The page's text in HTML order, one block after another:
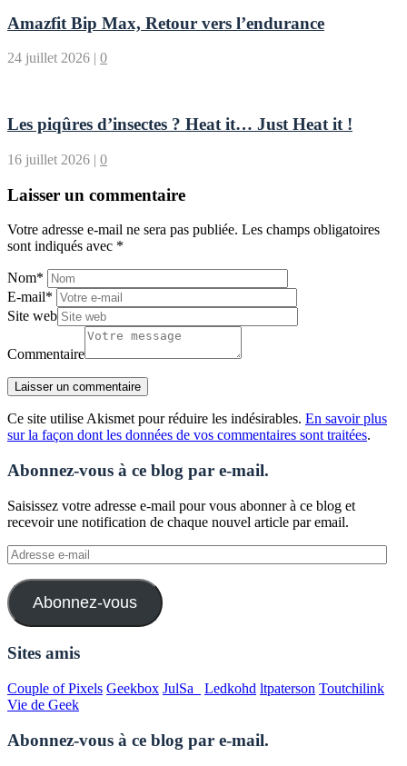
Amazfit Bip Max, Retour vers l’endurance
24 juillet 2026 | 0
Les piqûres d’insectes ? Heat it… Just Heat it !
16 juillet 2026 | 0
Laisser un commentaire
Votre adresse e-mail ne sera pas publiée. Les champs obligatoires
sont indiqués avec *
Nom*
E-mail*
Site web
Commentaire
Ce site utilise Akismet pour réduire les indésirables. En savoir plus
sur la façon dont les données de vos commentaires sont traitées.
Abonnez-vous à ce blog par e-mail.
Saisissez votre adresse e-mail pour vous abonner à ce blog et
recevoir une notification de chaque nouvel article par email.
Adresse
e-
mail
Abonnez-vous
Sites amis
Couple of Pixels Geekbox JulSa_ Ledkohd ltpaterson Toutchilink
Vie de Geek
Abonnez-vous à ce blog par e-mail.